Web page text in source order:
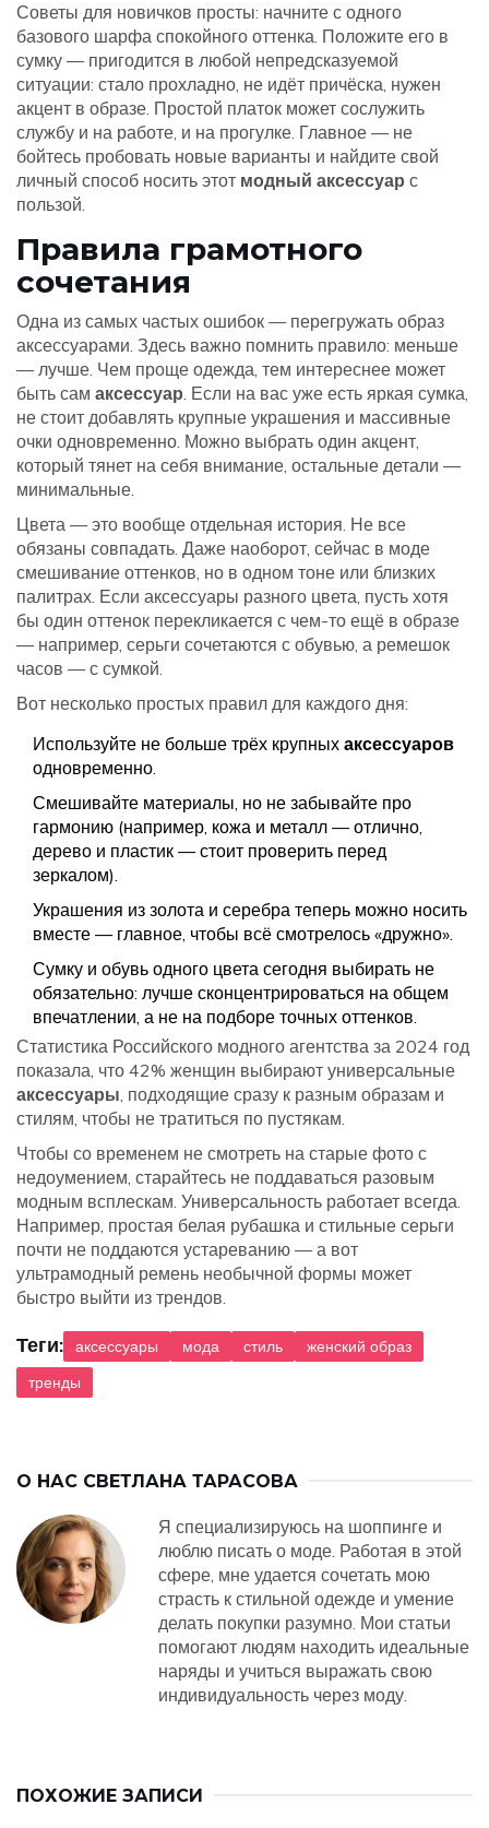
Советы для новичков просты: начните с одного
базового шарфа спокойного оттенка. Положите его в
сумку — пригодится в любой непредсказуемой
ситуации: стало прохладно, не идёт причёска, нужен
акцент в образе. Простой платок может сослужить
службу и на работе, и на прогулке. Главное — не
бойтесь пробовать новые варианты и найдите свой
личный способ носить этот модный аксессуар с
пользой.
Правила грамотного
сочетания
Одна из самых частых ошибок — перегружать образ
аксессуарами. Здесь важно помнить правило: меньше
— лучше. Чем проще одежда, тем интереснее может
быть сам аксессуар. Если на вас уже есть яркая сумка,
не стоит добавлять крупные украшения и массивные
очки одновременно. Можно выбрать один акцент,
который тянет на себя внимание, остальные детали —
минимальные.
Цвета — это вообще отдельная история. Не все
обязаны совпадать. Даже наоборот, сейчас в моде
смешивание оттенков, но в одном тоне или близких
палитрах. Если аксессуары разного цвета, пусть хотя
бы один оттенок перекликается с чем-то ещё в образе
— например, серьги сочетаются с обувью, а ремешок
часов — с сумкой.
Вот несколько простых правил для каждого дня:
Используйте не больше трёх крупных аксессуаров
одновременно.
Смешивайте материалы, но не забывайте про
гармонию (например, кожа и металл — отлично,
дерево и пластик — стоит проверить перед
зеркалом).
Украшения из золота и серебра теперь можно носить
вместе — главное, чтобы всё смотрелось «дружно».
Сумку и обувь одного цвета сегодня выбирать не
обязательно: лучше сконцентрироваться на общем
впечатлении, а не на подборе точных оттенков.
Статистика Российского модного агентства за 2024 год
показала, что 42% женщин выбирают универсальные
аксессуары, подходящие сразу к разным образам и
стилям, чтобы не тратиться по пустякам.
Чтобы со временем не смотреть на старые фото с
недоумением, старайтесь не поддаваться разовым
модным всплескам. Универсальность работает всегда.
Например, простая белая рубашка и стильные серьги
почти не поддаются устареванию — а вот
ультрамодный ремень необычной формы может
быстро выйти из трендов.
Теги: аксессуары мода стиль
женский образ
тренды
О НАС СВЕТЛАНА ТАРАСОВА
Я специализируюсь на шоппинге и
люблю писать о моде. Работая в этой
сфере, мне удается сочетать мою
страсть к стильной одежде и умение
делать покупки разумно. Мои статьи
помогают людям находить идеальные
наряды и учиться выражать свою
индивидуальность через моду.
ПОХОЖИЕ ЗАПИСИ